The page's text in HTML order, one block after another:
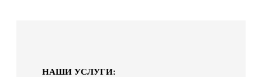
НАШИ УСЛУГИ: